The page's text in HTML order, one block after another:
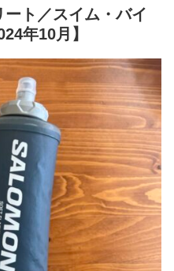
ト／スイム・バイ
年10月】